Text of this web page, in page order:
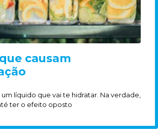
causam
líquido que vai te hidratar. Na verdade,
ter o efeito oposto